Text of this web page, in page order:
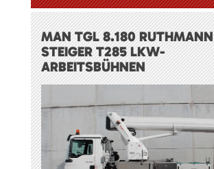
MAN TGL 8.180 RUTHMANN
STEIGER T285 LKW-
ARBEITSBÜHNEN